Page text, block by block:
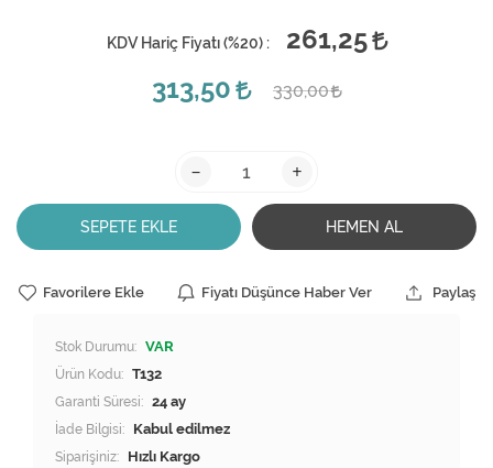
KDV Hariç Fiyatı (%20) :
261,25
313,50
330,00
- +
SEPETE EKLE HEMEN AL
Favorilere Ekle Fiyatı Düşünce Haber Ver Paylaş
Stok Durumu: VAR
Ürün Kodu: T132
Garanti Süresi: 24 ay
İade Bilgisi:
Siparişiniz: Hızlı Kargo